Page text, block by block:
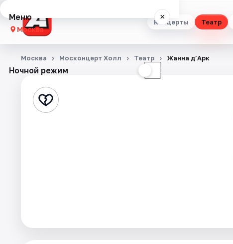
Концерты Театр
Меню ×
Москва
Концерты
Стендап
Ночной режим ☾
Москва Москонцерт Холл Театр Жанна д’Арк